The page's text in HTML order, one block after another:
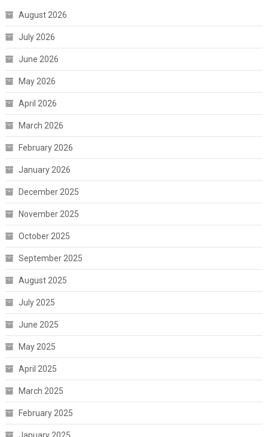
August 2026
July 2026
June 2026
May 2026
April 2026
March 2026
February 2026
January 2026
December 2025
November 2025
October 2025
September 2025
August 2025
July 2025
June 2025
May 2025
April 2025
March 2025
February 2025